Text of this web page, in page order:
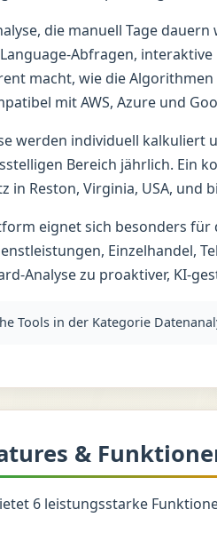
die manuell Tage
Abfragen,
macht, wie die
mit AWS, Azure und
werden individuell kalkuliert
Bereich jährlich. Ein
in Reston, Virginia, USA, und
eignet sich besonders
Einzelhandel,
Analyse zu proaktiver, KI-
Tools in der Kategorie
&
6 leistungsstarke